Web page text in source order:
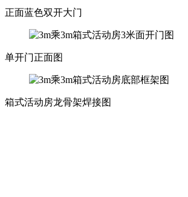
正面蓝色双开大门
单开门正面图
箱式活动房龙骨架焊接图